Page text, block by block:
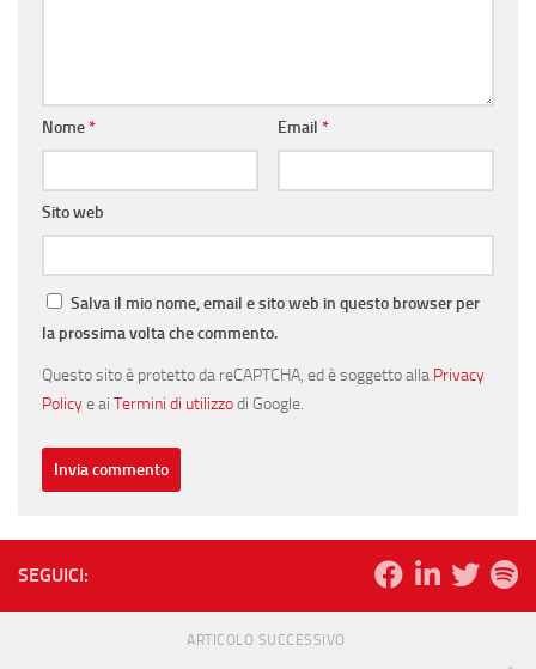
Nome* Email *
Sito web
Salva il mio nome, email e sito web in questo browser per
la prossima volta che commento.
Questo sito è protetto da reCAPTCHA, ed è soggetto alla Privacy
Policye ai Termini di utilizzodi Google.
SEGUICI:
ARTICOLO SUCCESSIVO